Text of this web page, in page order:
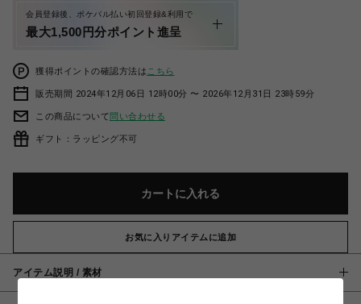
会員登録後、ポケパル払い初回登録&利用で
最大1,500円分ポイント進呈
獲得ポイントの確認方法は こちら
販売期間 2024年12月06日 12時00分 〜 2026年12月31日 23時59分
この商品について問い合わせる
ギフト：ラッピング不可
カートに入れる
お気に入りアイテムに追加
アイテム説明 / 素材